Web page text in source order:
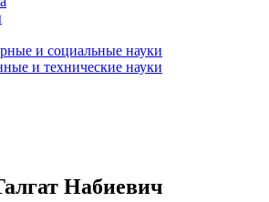
и социальные науки
и технические науки
Набиевич